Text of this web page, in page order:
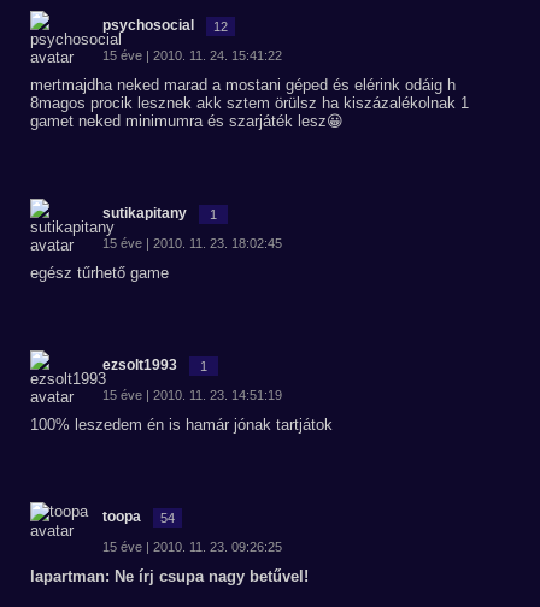
psychosocial 12
15 éve | 2010. 11. 24. 15:41:22
mertmajdha neked marad a mostani géped és elérink odáig h
8magos procik lesznek akk sztem örülsz ha kiszázalékolnak 1
gamet neked minimumra és szarjáték lesz😀
sutikapitany 1
15 éve | 2010. 11. 23. 18:02:45
egész tűrhető game
ezsolt1993 1
15 éve | 2010. 11. 23. 14:51:19
100% leszedem én is hamár jónak tartjátok
toopa 54
15 éve | 2010. 11. 23. 09:26:25
lapartman: Ne írj csupa nagy betűvel!